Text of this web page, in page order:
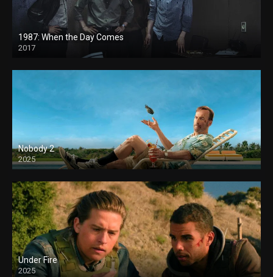
1987: When the Day Comes
2017
Nobody 2
2025
Under Fire
2025